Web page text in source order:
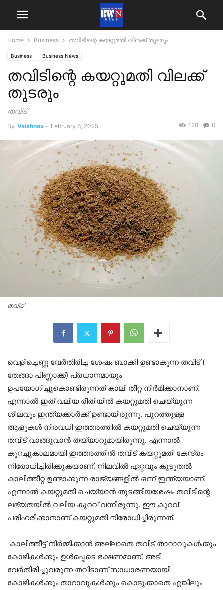
Home Business തവിടിന്റെ കയറ്റുമതി വിലക്ക് തുടരും
Business Business News
തവിടിന്റെ കയറ്റുമതി വിലക്ക്
തുടരും
തവിട്
By Vaishnav - February 6, 2025 0
128
തവിട്
വെളിച്ചെണ്ണ വേർതിരിച്ച ശേഷം ബാക്കി ഉണ്ടാകുന്ന തവിട് (
തേങ്ങാ പിണ്ണാക്ക്) പ്രധാനമായും
ഉപയോഗിച്ചുകൊണ്ടിരുന്നത് കാലി തീറ്റ നിർമിക്കാനാണ്.
എന്നാൽ ഇത് വലിയ രീതിയിൽ കയറ്റുമതി ചെയ്യുന്ന
ശീലവും ഇന്ത്യക്കാർക്ക് ഉണ്ടായിരുന്നു. പുറത്തുള്ള
ആളുകൾ നിരവധി ഇത്തരത്തിൽ കയറ്റുമതി ചെയ്യുന്ന
തവിട് വാങ്ങുവാൻ തയ്യാറുമായിരുന്നു. എന്നാൽ
കുറച്ചുകാലമായി ഇത്തരത്തിൽ തവിട് കയറ്റുമതി കേന്ദ്രം
നിരോധിച്ചിരിക്കുകയാണ്. നിലവിൽ ഏറ്റവും കൂടുതൽ
കാലിത്തീറ്റ ഉണ്ടാക്കുന്ന രാജ്യങ്ങളിൽ ഒന്ന് ഇന്ത്യയാണ്.
എന്നാൽ കയറ്റുമതി ചെയ്യാൻ തുടങ്ങിയശേഷം തവിടിന്റെ
ലഭ്യതയിൽ വലിയ കുറവ് വന്നിരുന്നു. ഈ കുറവ്
പരിഹരിക്കാനാണ് കയറ്റുമതി നിരോധിച്ചിരുന്നത്.
കാലിത്തീട്ട് നിർമ്മിക്കാൻ അല്ലാതെ തവിട് താറാവുകൾക്കും
കോഴികൾക്കും ഉൾപ്പെടെ ഭക്ഷണമാണ്. അടി
വേർതിരിച്ചുവരുന്ന തവിടാണ് സാധാരണയായി
കോഴികൾക്കും താറാവുകൾക്കും കൊടുക്കാതെ എങ്കിലും